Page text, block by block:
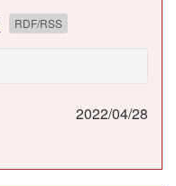
RDF/RSS
2022/04/28